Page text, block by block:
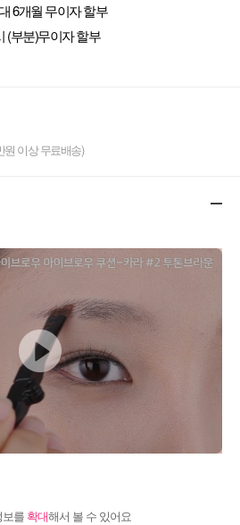
6개월 무이자 할부
(부분)무이자 할부
원 이상 무료배송)
를 확대해서 볼 수 있어요